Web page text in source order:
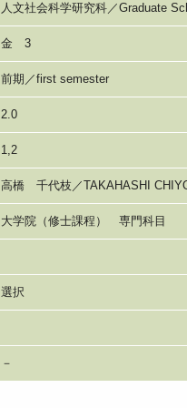
人文社会科学研究科／Graduate
金 3
前期／first semester
2.0
1,2
高橋 千代枝／TAKAHASHI
大学院（修士課程） 専門科目
選択
－